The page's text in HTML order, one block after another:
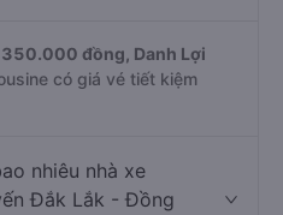
350.000 đồng, Danh Lợi
có giá vé tiết kiệm
nhiêu nhà xe
Đắk Lắk - Đồng